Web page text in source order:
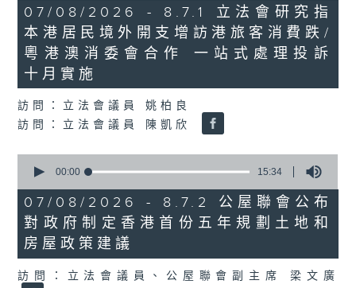
29
minutes,
37
seconds
07/08/2026 - 8.7.1 立法會研究指
本港居民境外開支增訪港旅客消費跌/
粵港澳消委會合作 一站式處理投訴
十月實施
訪問：立法會議員 姚柏良
訪問：立法會議員 陳凱欣
seconds
15
minutes,
34
seconds
00:00 15:34
07/08/2026 - 8.7.2 公屋聯會公布
對政府制定香港首份五年規劃土地和
房屋政策建議
訪問：立法會議員、公屋聯會副主席 梁文廣